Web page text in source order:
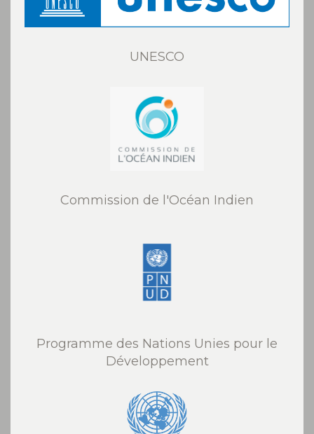
UNESCO
Commission de l'Océan Indien
Programme des Nations Unies pour le
Développement